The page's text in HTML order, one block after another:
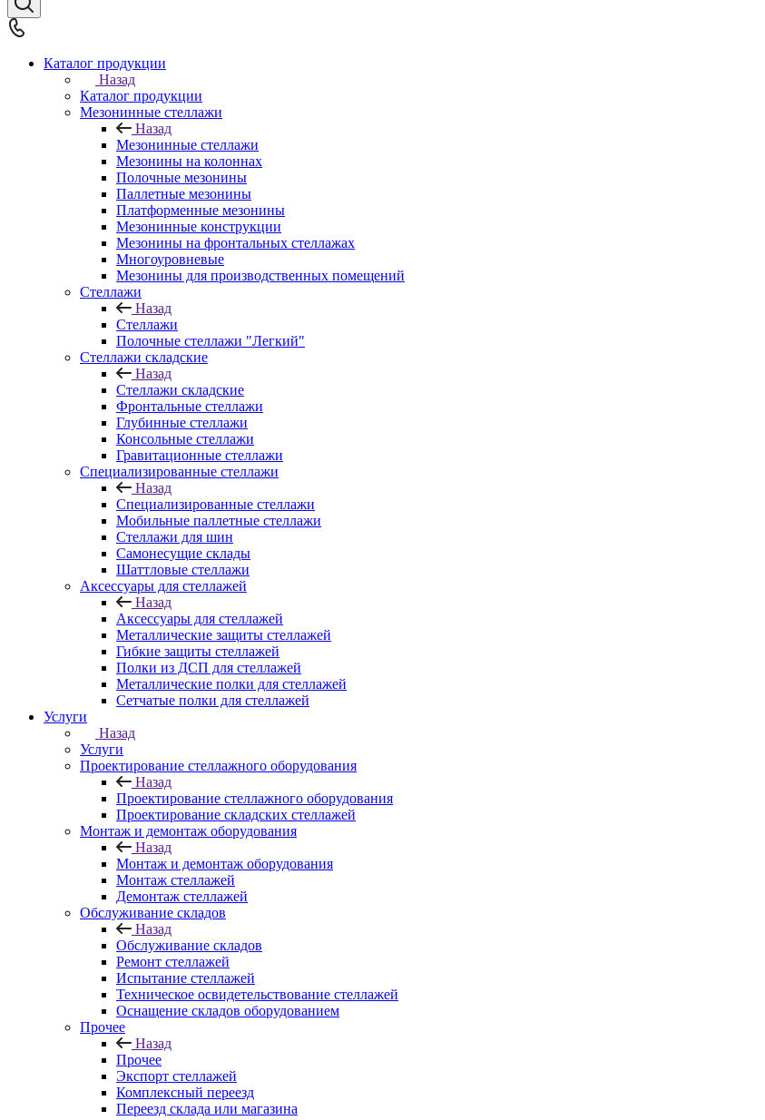
Каталог продукции
Назад
Каталог продукции
Мезонинные стеллажи
Назад
Мезонинные стеллажи
Мезонины на колоннах
Полочные мезонины
Паллетные мезонины
Платформенные мезонины
Мезонинные конструкции
Мезонины на фронтальных стеллажах
Многоуровневые
Мезонины для производственных помещений
Стеллажи
Назад
Стеллажи
Полочные стеллажи "Легкий"
Стеллажи складские
Назад
Стеллажи складские
Фронтальные стеллажи
Глубинные стеллажи
Консольные стеллажи
Гравитационные стеллажи
Специализированные стеллажи
Назад
Специализированные стеллажи
Мобильные паллетные стеллажи
Стеллажи для шин
Самонесущие склады
Шаттловые стеллажи
Аксессуары для стеллажей
Назад
Аксессуары для стеллажей
Металлические защиты стеллажей
Гибкие защиты стеллажей
Полки из ДСП для стеллажей
Металлические полки для стеллажей
Сетчатые полки для стеллажей
Услуги
Назад
Услуги
Проектирование стеллажного оборудования
Назад
Проектирование стеллажного оборудования
Проектирование складских стеллажей
Монтаж и демонтаж оборудования
Назад
Монтаж и демонтаж оборудования
Монтаж стеллажей
Демонтаж стеллажей
Обслуживание складов
Назад
Обслуживание складов
Ремонт стеллажей
Испытание стеллажей
Техническое освидетельствование стеллажей
Оснащение складов оборудованием
Прочее
Назад
Прочее
Экспорт стеллажей
Комплексный переезд
Переезд склада или магазина